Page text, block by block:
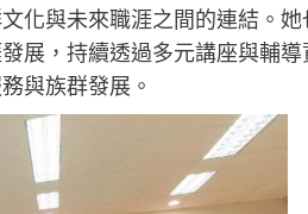
化與未來職涯之間的連結。
展，持續透過多元講座與輔
與族群發展。